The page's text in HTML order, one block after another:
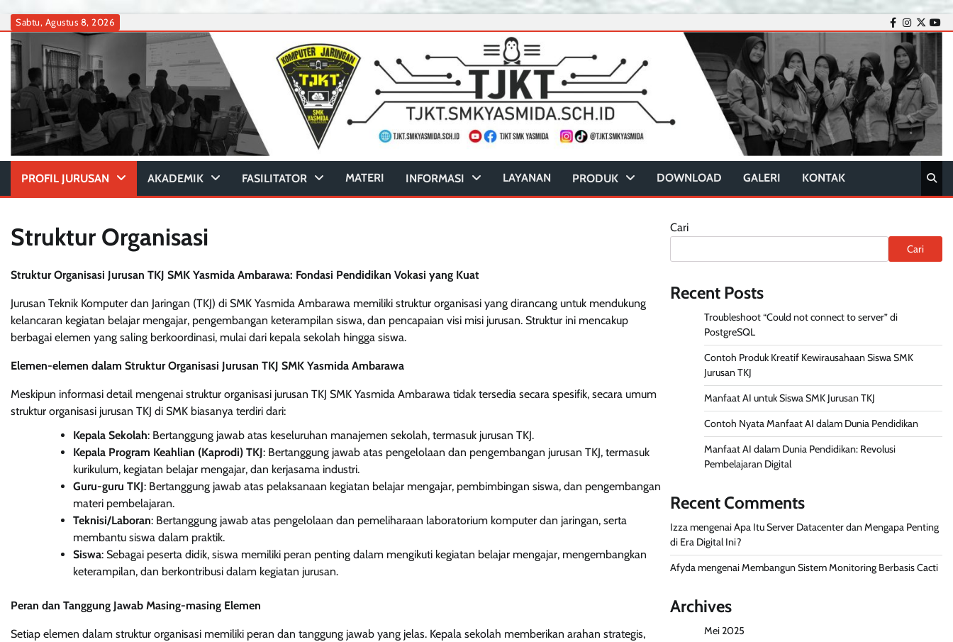
Skip
content
Sabtu, Agustus 8, 2026 facebook
instagram
twitter
PROFIL JURUSAN AKADEMIK FASILITATOR MATERI INFORMASI LAYANAN PRODUK DOWNLOAD GALERI KONTAK
Struktur Organisasi
Struktur Organisasi Jurusan TKJ SMK Yasmida Ambarawa: Fondasi Pendidikan Vokasi yang Kuat
Jurusan Teknik Komputer dan Jaringan (TKJ) di SMK Yasmida Ambarawa memiliki struktur organisasi yang dirancang untuk mendukung
kelancaran kegiatan belajar mengajar, pengembangan keterampilan siswa, dan pencapaian visi misi jurusan. Struktur ini mencakup
berbagai elemen yang saling berkoordinasi, mulai dari kepala sekolah hingga siswa.
Elemen-elemen dalam Struktur Organisasi Jurusan TKJ SMK Yasmida Ambarawa
Meskipun informasi detail mengenai struktur organisasi jurusan TKJ SMK Yasmida Ambarawa tidak tersedia secara spesifik, secara umum
struktur organisasi jurusan TKJ di SMK biasanya terdiri dari:
Kepala Sekolah: Bertanggung jawab atas keseluruhan manajemen sekolah, termasuk jurusan TKJ.
Kepala Program Keahlian (Kaprodi) TKJ: Bertanggung jawab atas pengelolaan dan pengembangan jurusan TKJ, termasuk
kurikulum, kegiatan belajar mengajar, dan kerjasama industri.
Guru-guru TKJ: Bertanggung jawab atas pelaksanaan kegiatan belajar mengajar, pembimbingan siswa, dan pengembangan
materi pembelajaran.
Teknisi/Laboran: Bertanggung jawab atas pengelolaan dan pemeliharaan laboratorium komputer dan jaringan, serta
membantu siswa dalam praktik.
Siswa: Sebagai peserta didik, siswa memiliki peran penting dalam mengikuti kegiatan belajar mengajar, mengembangkan
keterampilan, dan berkontribusi dalam kegiatan jurusan.
Peran dan Tanggung Jawab Masing-masing Elemen
Setiap elemen dalam struktur organisasi memiliki peran dan tanggung jawab yang jelas. Kepala sekolah memberikan arahan strategis,
Cari
Cari
Recent Posts
Troubleshoot “Could not connect to server” di
PostgreSQL
Contoh Produk Kreatif Kewirausahaan Siswa SMK
Jurusan TKJ
Manfaat AI untuk Siswa SMK Jurusan TKJ
Contoh Nyata Manfaat AI dalam Dunia Pendidikan
Manfaat AI dalam Dunia Pendidikan: Revolusi
Pembelajaran Digital
Recent Comments
Izza mengenaiApa Itu Server Datacenter dan Mengapa Penting
di Era Digital Ini?
Afyda mengenaiMembangun Sistem Monitoring Berbasis Cacti
Archives
Mei 2025